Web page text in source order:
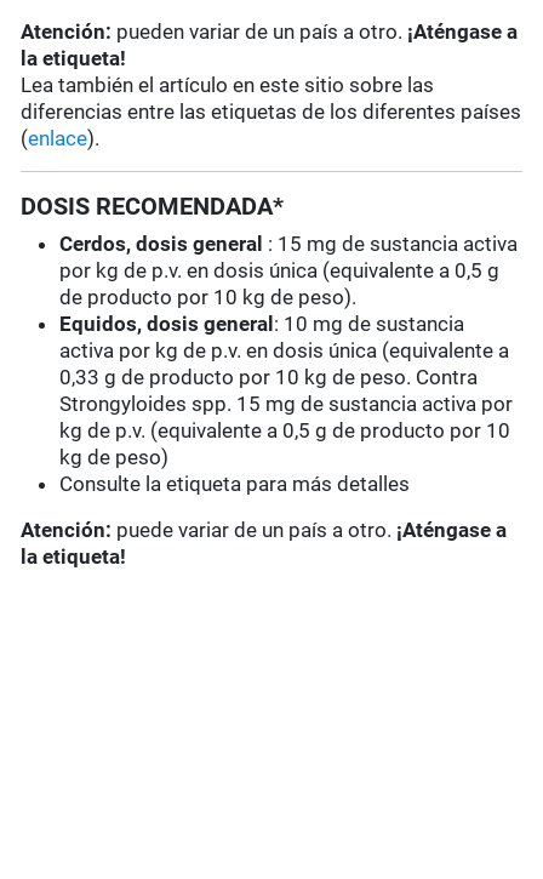
Atención: pueden variar de un país a otro. ¡Aténgase a
la etiqueta!
Lea también el artículo en este sitio sobre las
diferencias entre las etiquetas de los diferentes países
(enlace).
DOSIS RECOMENDADA*
Cerdos, dosis general : 15 mg de sustancia activa
por kg de p.v. en dosis única (equivalente a 0,5 g
de producto por 10 kg de peso).
Equidos, dosis general : 10 mg de sustancia
activa por kg de p.v. en dosis única (equivalente a
0,33 g de producto por 10 kg de peso. Contra
Strongyloides spp. 15 mg de sustancia activa por
kg de p.v. (equivalente a 0,5 g de producto por 10
kg de peso)
Consulte la etiqueta para más detalles
Atención: puede variar de un país a otro. ¡Aténgase a
la etiqueta!